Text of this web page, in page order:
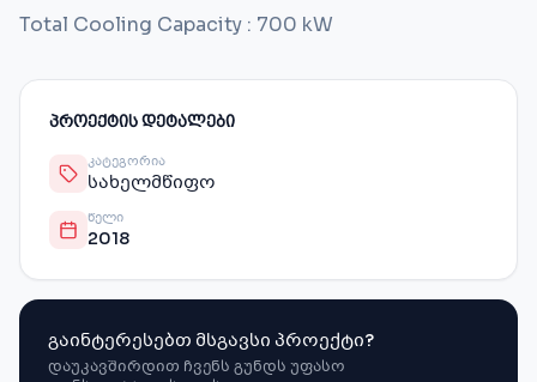
Total Cooling Capacity : 700 kW
ᲞᲠᲝᲔᲥᲢᲘᲡ ᲓᲔᲢᲐᲚᲔᲑᲘ
ᲙᲐᲢᲔᲒᲝᲠᲘᲐ
სახელმწიფო
ᲬᲔᲚᲘ
2018
გაინტერესებთ მსგავსი პროექტი?
დაუკავშირდით ჩვენს გუნდს უფასო